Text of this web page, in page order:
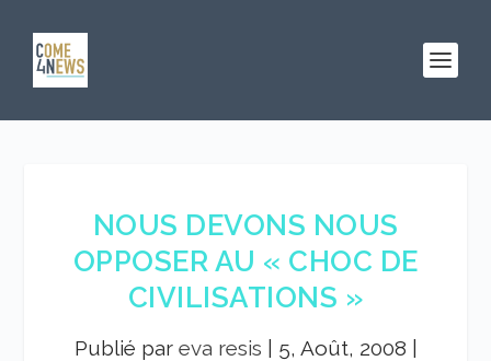
NOUS DEVONS NOUS
OPPOSER AU « CHOC DE
CIVILISATIONS »
Publié par eva resis 5, Août, 2008